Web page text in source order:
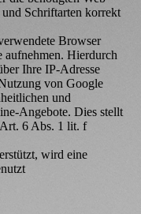
Schriftarten korrekt
Browser
aufnehmen. Hierdurch
Ihre IP-Adresse
von Google
und
Angebote. Dies stellt
Art. 6 Abs. 1 lit. f
wird eine